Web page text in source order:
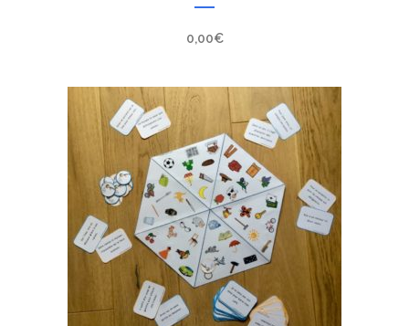
0,00€